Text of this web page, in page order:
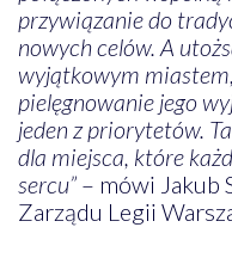
przywiązanie do
nowych celów. A
wyjątkowym
pielęgnowanie jego
jeden z priorytetów.
dla miejsca, które
sercu”– mówi Jakub
Zarządu Legii